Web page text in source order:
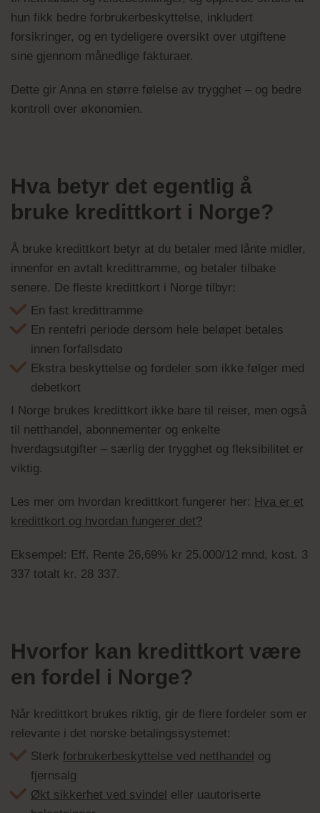
hun fikk bedre forbrukerbeskyttelse, inkludert
forsikringer, og en tydeligere oversikt over utgiftene
sine gjennom månedlige fakturaer.
Dette gir Anna en større følelse av trygghet – og bedre
kontroll over økonomien.
Hva betyr det egentlig å
bruke kredittkort i Norge?
Å bruke kredittkort betyr at du betaler med lånte midler,
innenfor en avtalt kredittramme, og betaler tilbake
senere. De fleste kredittkort i Norge tilbyr:
En fast kredittramme
En rentefri periode dersom hele beløpet betales
innen forfallsdato
Ekstra beskyttelse og fordeler som ikke følger med
debetkort
I Norge brukes kredittkort ikke bare til reiser, men også
til netthandel, abonnementer og enkelte
hverdagsutgifter – særlig der trygghet og fleksibilitet er
viktig.
Les mer om hvordan kredittkort fungerer her: Hva er et
kredittkort og hvordan fungerer det?
Eksempel: Eff. Rente 26,69% kr 25.000/12 mnd, kost. 3
337 totalt kr. 28 337.
Hvorfor kan kredittkort være
en fordel i Norge?
Når kredittkort brukes riktig, gir de flere fordeler som er
relevante i det norske betalingssystemet:
Sterk forbrukerbeskyttelse ved netthandel og
fjernsalg
Økt sikkerhet ved svindel eller uautoriserte